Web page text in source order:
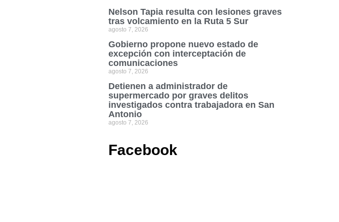
Nelson Tapia resulta con lesiones graves
tras volcamiento en la Ruta 5 Sur
agosto 7, 2026
Gobierno propone nuevo estado de
excepción con interceptación de
comunicaciones
agosto 7, 2026
Detienen a administrador de
supermercado por graves delitos
investigados contra trabajadora en San
Antonio
agosto 7, 2026
Facebook